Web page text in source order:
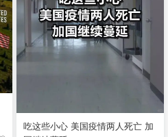
吃这些小心 美国疫情两人死亡 加